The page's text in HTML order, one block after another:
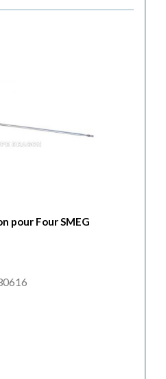
pour Four SMEG